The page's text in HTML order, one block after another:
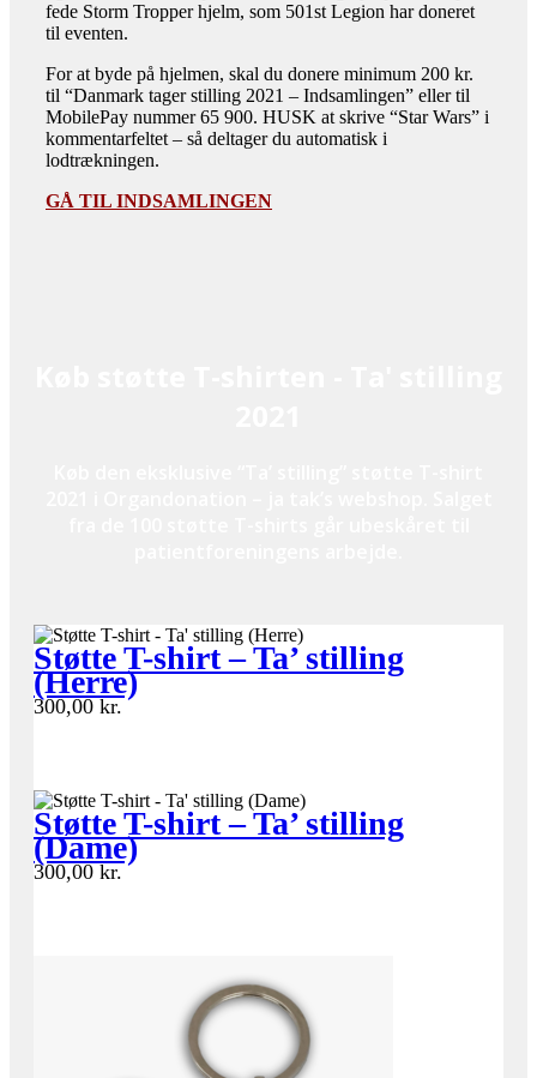
fede Storm Tropper hjelm, som 501st Legion har doneret
til eventen.
For at byde på hjelmen, skal du donere minimum 200 kr.
til “Danmark tager stilling 2021 – Indsamlingen” eller til
MobilePay nummer 65 900. HUSK at skrive “Star Wars” i
kommentarfeltet – så deltager du automatisk i
lodtrækningen.
GÅ TIL INDSAMLINGEN
Støtte T-shirt – Ta’ stilling
(Herre)
300,00kr.
Støtte T-shirt – Ta’ stilling
(Dame)
300,00kr.